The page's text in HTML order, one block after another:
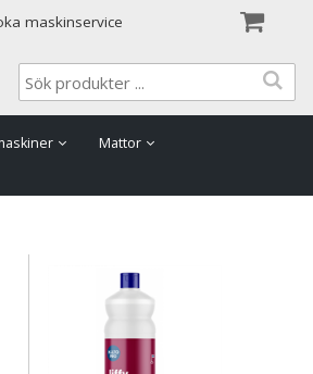
maskinservice
Mattor